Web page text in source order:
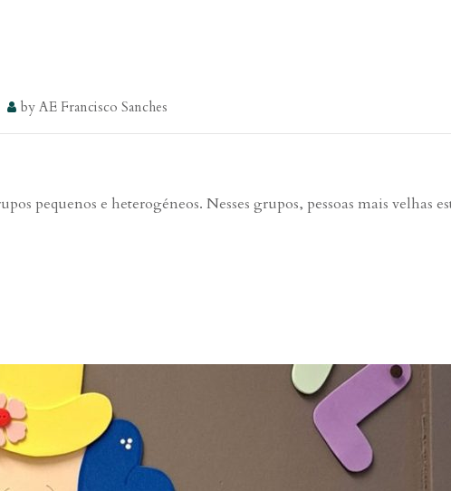
by AE Francisco Sanches
pequenos e heterogéneos. Nesses grupos, pessoas mais velhas